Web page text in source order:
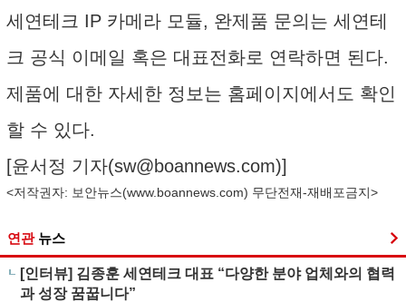
세연테크 IP 카메라 모듈, 완제품 문의는 세연테
크 공식 이메일 혹은 대표전화로 연락하면 된다.
제품에 대한 자세한 정보는 홈페이지에서도 확인
할 수 있다.
[윤서정 기자(sw@boannews.com)]
<저작권자: 보안뉴스(www.boannews.com) 무단전재-재배포금지>
연관 뉴스
[인터뷰] 김종훈 세연테크 대표 “다양한 분야 업체와의 협력
과 성장 꿈꿉니다”